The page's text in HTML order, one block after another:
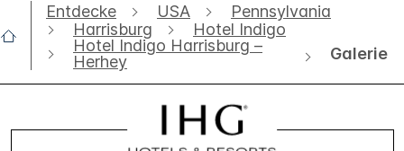
Entdecke USA
Pennsylvania
Harrisburg
Hotel Indigo
Hotel Indigo Harrisburg –
Herhey
Galerie